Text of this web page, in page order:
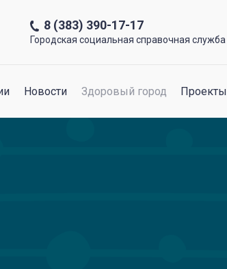
8 (383) 390-17-17
Городская социальная справочная служба
Новости Здоровый город Проекты